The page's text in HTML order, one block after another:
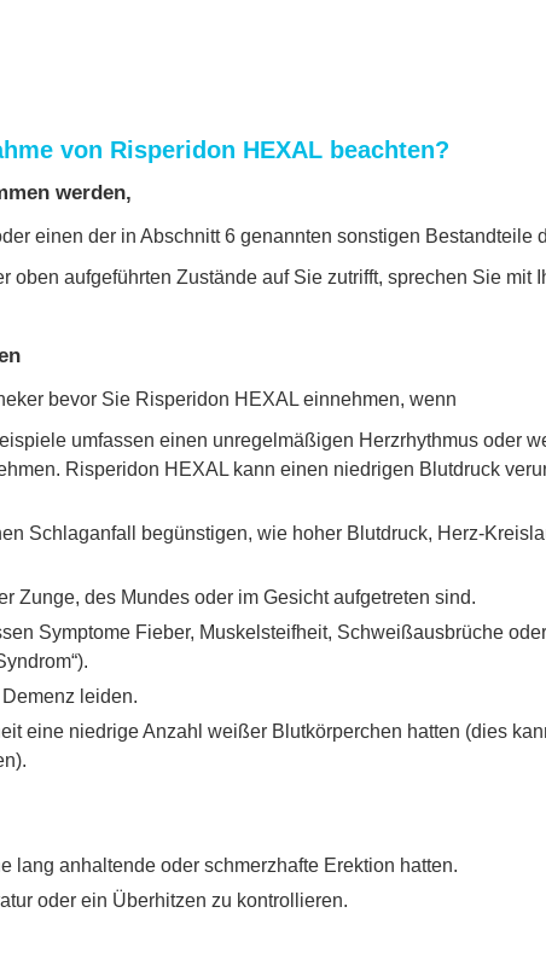
von Risperidon HEXAL beachten?
werden,
einen der in Abschnitt 6 genannten sonstigen Bestandteile
oben aufgeführten Zustände auf Sie zutrifft, sprechen Sie mit
bevor Sie Risperidon HEXAL einnehmen, wenn
umfassen einen unregelmäßigen Herzrhythmus oder
Risperidon HEXAL kann einen niedrigen Blutdruck
Schlaganfall begünstigen, wie hoher Blutdruck, Herz-
Zunge, des Mundes oder im Gesicht aufgetreten sind.
Symptome Fieber, Muskelsteifheit, Schweißausbrüche
leiden.
eine niedrige Anzahl weißer Blutkörperchen hatten (dies
lang anhaltende oder schmerzhafte Erektion hatten.
oder ein Überhitzen zu kontrollieren.